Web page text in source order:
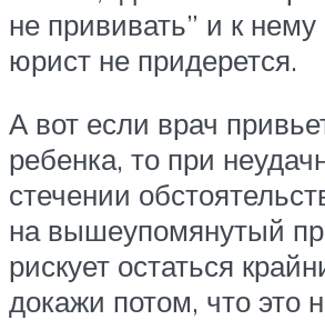
не прививать” и к
юрист не придерется.
А вот если врач
ребенка, то при
стечении
на вышеупомянутый
рискует остаться
докажи потом, что это